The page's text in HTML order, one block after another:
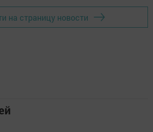
на страницу новости